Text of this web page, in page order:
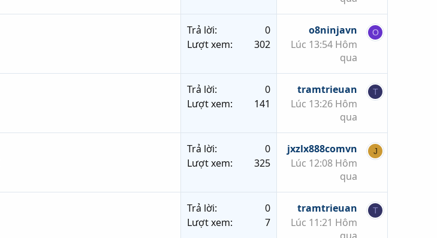
Trả lời
0
Lượt xem
302
o8ninjavn
Lúc 13:54 Hôm
qua
O
Trả lời
0
Lượt xem
141
tramtrieuan
Lúc 13:26 Hôm
qua
T
Trả lời
0
Lượt xem
325
jxzlx888comvn
Lúc 12:08 Hôm
qua
J
Trả lời
0
Lượt xem
7
tramtrieuan
Lúc 11:21 Hôm
T